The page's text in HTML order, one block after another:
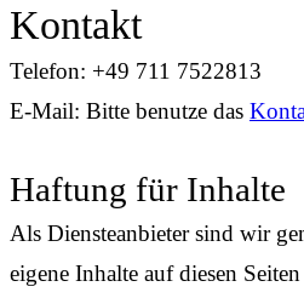
Kontakt
Telefon: +49 711 7522813
E-Mail: Bitte benutze das
Haftung für Inhalte
Als Diensteanbieter sind wir
eigene Inhalte auf diesen